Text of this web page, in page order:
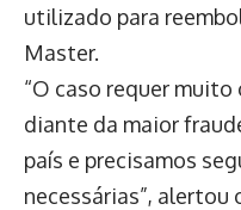
utilizado para
Master.
“O caso requer
diante da maior
país e precisamos
necessárias”, alertou